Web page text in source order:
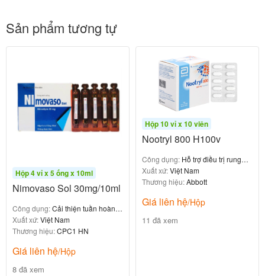
Trẻ em (trên 8 tuổi, điều trị chứng khó nói)
Liều thông thường: 3.2g/ngày (khoảng 1.3
Độ thanh thải creatinine 50–80ml/phút: Giảm
1/2 liều.
Độ thanh thải creatinine 30–50ml/phút: Giảm
1/4 liều.
Độ thanh thải creatinine <30ml/phút: Không
Cách sử dụng
Dạng bào chế
: Bột pha hỗn dịch uống, hộp 30 gói
x 5g.
Cách dùng:
Sản phẩm tương tự
Hộp 4 vỉ x 5 ống x 10ml
Nimovaso Sol 30mg/10ml
Công dụng:Cải thiện tuần hoàn
não
Xuất xứ:Việt Nam
Thương hiệu:CPC1 HN
Giá liên hệ/Hộp
8 đã xem
Hộp 10 vỉ x 10 viên
Nootryl 800 H100v
Công dụng: Hỗ trợ điều trị rung
giật, thiếu máu não
Xuất xứ:Việt Nam
Thương hiệu:Abbott
Giá liên hệ/Hộp
11 đã xem